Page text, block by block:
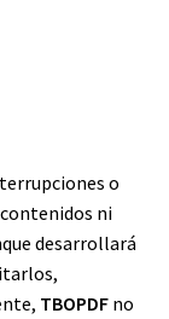
o
contenidos ni
desarrollará
TBOPDFno